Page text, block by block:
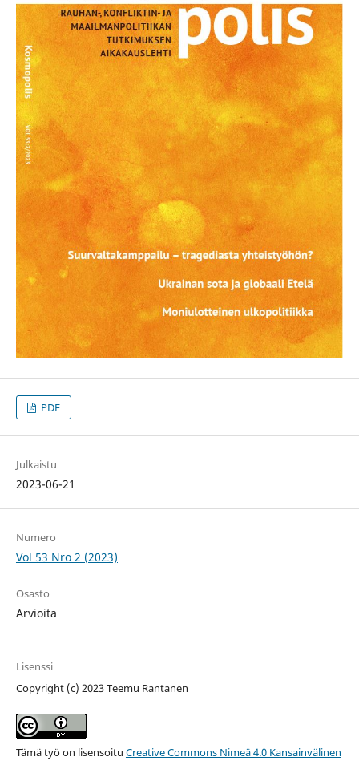
PDF
Julkaistu
2023-06-21
Numero
Vol 53 Nro 2 (2023)
Osasto
Arvioita
Lisenssi
Copyright (c) 2023 Teemu Rantanen
Tämä työ on lisensoitu Creative Commons Nimeä 4.0 Kansainvälinen